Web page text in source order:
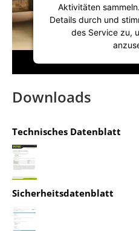
Aktivitäten
Details durch und
des Service zu,
powered by
Downloads
Technisches Datenblatt
Sicherheitsdatenblatt